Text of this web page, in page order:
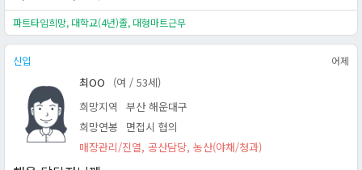
파트타임희망, 대학교(4년)졸, 대형마트근무
신입 어제
최OO
(여 / 53세)
희망지역
부산 해운대구
희망연봉
면접시 협의
매장관리/진열, 공산담당, 농산(야채/청과)